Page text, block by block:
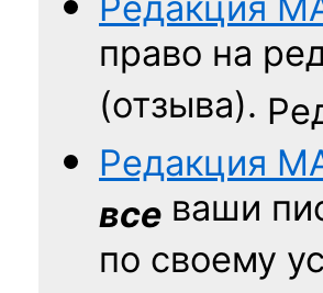
право на
(отзыва).
Редакция
все ваши
по своему